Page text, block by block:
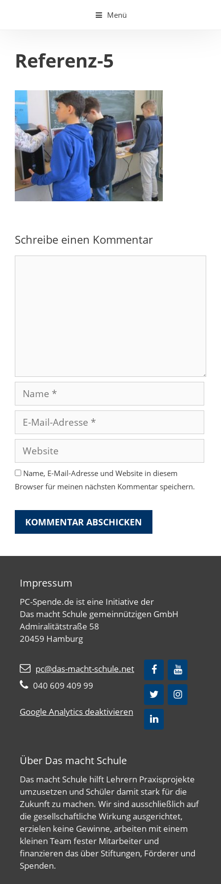
Menü
Referenz-5
Schreibe einen Kommentar
Name
Mail-
Adresse
Website
Name, E-Mail-Adresse und Website in diesem
Browser für meinen nächsten Kommentar speichern.
Impressum
PC-Spende.de ist eine Initiative der
Das macht Schule gemeinnützigen GmbH
Admiralitätstraße 58
20459 Hamburg
pc@das-macht-schule.net
040 609 409 99
Google Analytics deaktivieren
Über Das macht Schule
Das macht Schule hilft Lehrern Praxisprojekte
umzusetzen und Schüler damit stark für die
Zukunft zu machen. Wir sind ausschließlich auf
die gesellschaftliche Wirkung ausgerichtet,
erzielen keine Gewinne, arbeiten mit einem
kleinen Team fester Mitarbeiter und
finanzieren das über Stiftungen, Förderer und
Spenden.